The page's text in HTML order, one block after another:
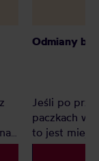
Odmiany
Jeśli po
paczkach
to jest
odmian z